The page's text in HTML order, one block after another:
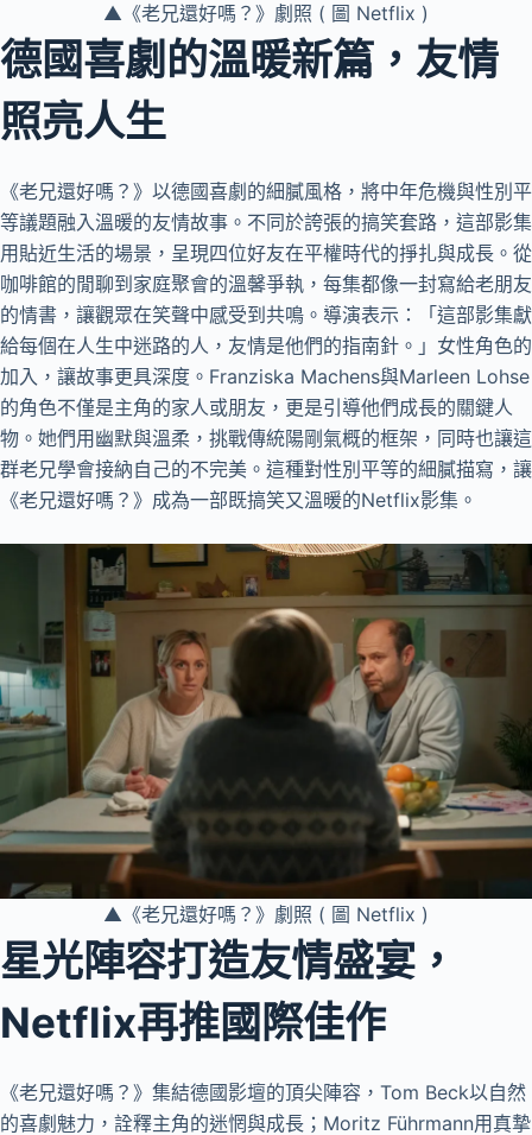
▲《老兄還好嗎？》劇照 ( 圖 Netflix )
德國喜劇的溫暖新篇，友情
照亮人生
《老兄還好嗎？》以德國喜劇的細膩風格，將中年危機與性別平
等議題融入溫暖的友情故事。不同於誇張的搞笑套路，這部影集
用貼近生活的場景，呈現四位好友在平權時代的掙扎與成長。從
咖啡館的閒聊到家庭聚會的溫馨爭執，每集都像一封寫給老朋友
的情書，讓觀眾在笑聲中感受到共鳴。導演表示：「這部影集獻
給每個在人生中迷路的人，友情是他們的指南針。」女性角色的
加入，讓故事更具深度。Franziska Machens與Marleen Lohse
的角色不僅是主角的家人或朋友，更是引導他們成長的關鍵人
物。她們用幽默與溫柔，挑戰傳統陽剛氣概的框架，同時也讓這
群老兄學會接納自己的不完美。這種對性別平等的細膩描寫，讓
《老兄還好嗎？》成為一部既搞笑又溫暖的Netflix影集。
▲《老兄還好嗎？》劇照 ( 圖 Netflix )
星光陣容打造友情盛宴，
Netflix再推國際佳作
《老兄還好嗎？》集結德國影壇的頂尖陣容，Tom Beck以自然
的喜劇魅力，詮釋主角的迷惘與成長；Moritz Führmann用真摯